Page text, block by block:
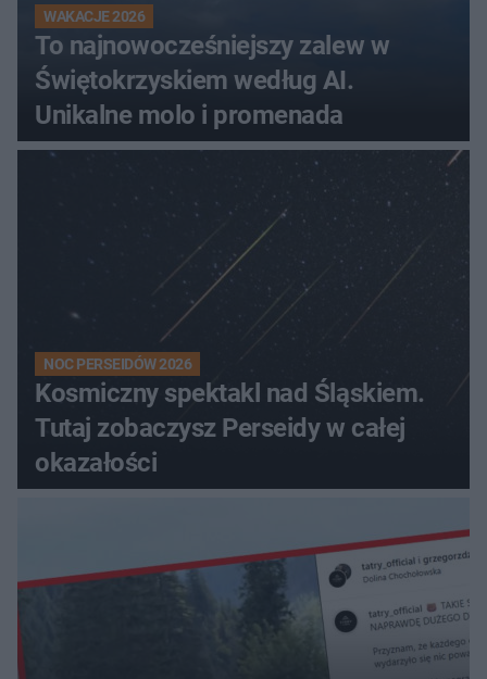
WAKACJE 2026
To najnowocześniejszy zalew w
Świętokrzyskiem według AI.
Unikalne molo i promenada
NOC PERSEIDÓW 2026
Kosmiczny spektakl nad Śląskiem.
Tutaj zobaczysz Perseidy w całej
okazałości